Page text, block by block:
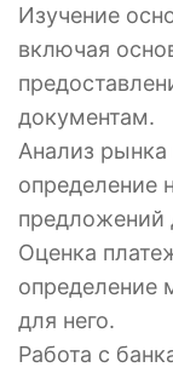
Изучение
включая
документам.
Анализ рынка
определение
предложений
Оценка
определение
для него.
Работа с